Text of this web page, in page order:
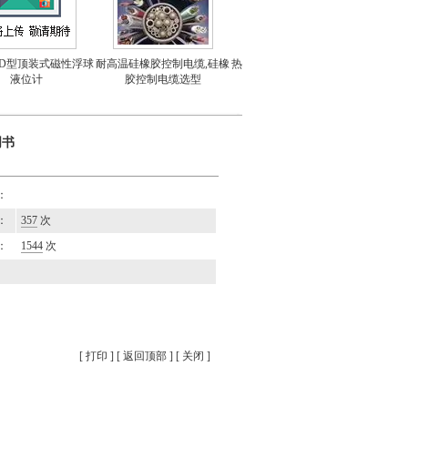
顶装式磁性浮球
液位计
耐高温硅橡胶控制电缆,硅橡
胶控制电缆选型
热电偶 热电阻 双金属温度计
357次
1544次
[打印 ] [ 返回顶部] [ 关闭 ]